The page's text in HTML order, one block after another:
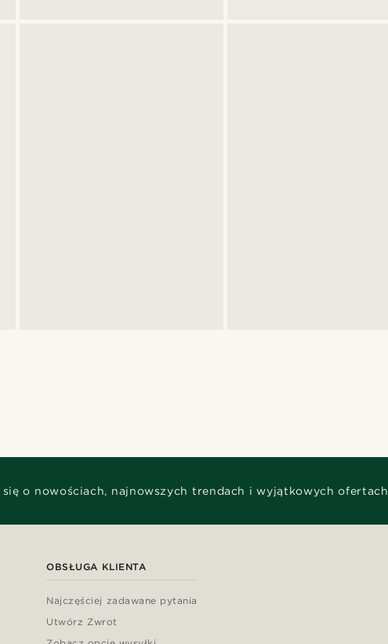
o nowościach, najnowszych trendach i wyjątkowych ofertach
OBSŁUGA KLIENTA
Najczęściej zadawane pytania
Utwórz Zwrot